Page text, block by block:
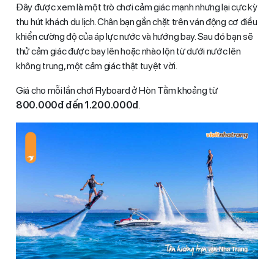
Đây được xem là một trò chơi cảm giác mạnh nhưng lại cực kỳ
thu hút khách du lịch. Chân bạn gắn chặt trên ván động cơ điều
khiển cường độ của áp lực nước và hướng bay. Sau đó bạn sẽ
thử cảm giác được bay lên hoặc nhào lộn từ dưới nước lên
không trung, một cảm giác thật tuyệt vời.
Giá cho mỗi lần chơi Flyboard ở Hòn Tằm khoảng từ
800.000đ đến 1.200.000đ.